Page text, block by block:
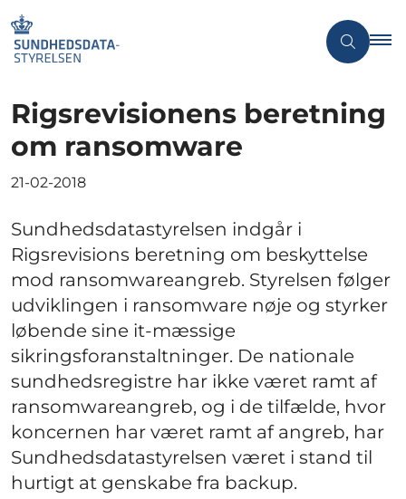
Rigsrevisionens beretning
om ransomware
21-02-2018
Sundhedsdatastyrelsen indgår i
Rigsrevisions beretning om beskyttelse
mod ransomwareangreb. Styrelsen følger
udviklingen i ransomware nøje og styrker
løbende sine it-mæssige
sikringsforanstaltninger. De nationale
sundhedsregistre har ikke været ramt af
ransomwareangreb, og i de tilfælde, hvor
koncernen har været ramt af angreb, har
Sundhedsdatastyrelsen været i stand til
hurtigt at genskabe fra backup.